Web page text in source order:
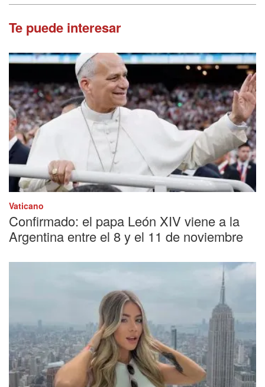
Te puede interesar
Vaticano
Confirmado: el papa León XIV viene a la
Argentina entre el 8 y el 11 de noviembre